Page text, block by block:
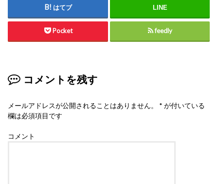
はてブ LINE
Pocket feedly
コメントを残す
メールアドレスが公開されることはありません。 * が付いている
欄は必須項目です
コメント